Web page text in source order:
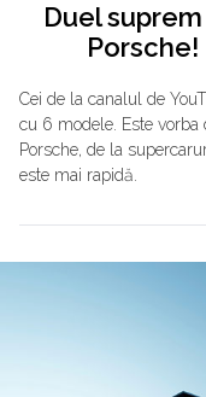
Duel
Cei de la canalul de
cu 6 modele. Este
Porsche, de la
este mai rapidă.